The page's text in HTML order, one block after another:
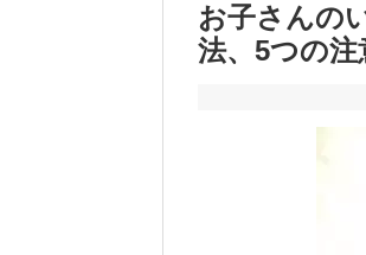
三井住友カード
ンも併用可
ドコモSMTBネ
デジタルギフ
PayPayポイン
Vポイントpay
V NEOBANK
ドットマネー
【2026年夏】
お子さんの
法、5つの注